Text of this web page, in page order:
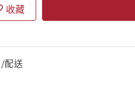
收藏
配送